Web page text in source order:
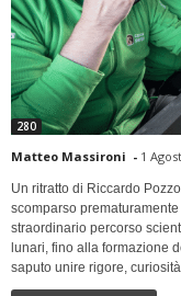
280
Matteo Massironi - 1
Un ritratto di Riccardo
scomparso
straordinario percorso
lunari, fino alla formazione
saputo unire rigore,